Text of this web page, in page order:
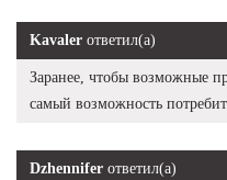
Kavaler ответил(а)
Заранее, чтобы возможные
самый возможность
Dzhennifer ответил(а)